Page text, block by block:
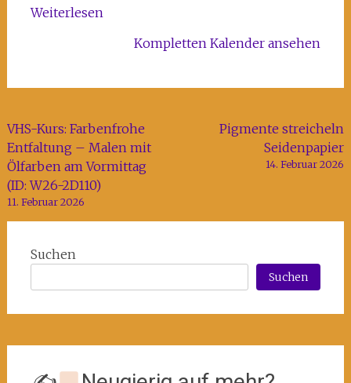
Weiterlesen
Kompletten Kalender ansehen
Beitragsnavigation
VHS-Kurs: Farbenfrohe
Entfaltung – Malen mit
Ölfarben am Vormittag
(ID: W26-2D110)
11. Februar 2026
Pigmente streicheln
Seidenpapier
14. Februar 2026
Suchen
Suchen